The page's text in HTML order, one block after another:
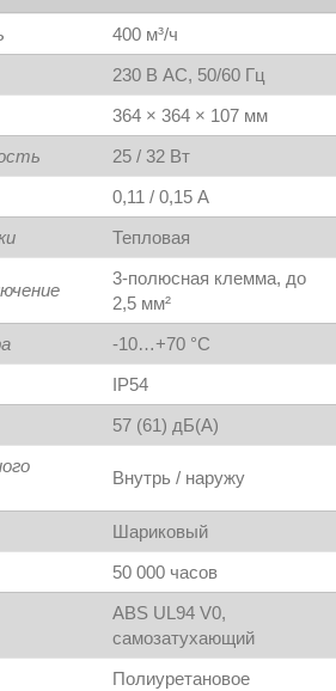
400 м³/ч
230 В AC, 50/60 Гц
364 × 364 × 107 мм
25 / 32 Вт
0,11 / 0,15 А
Тепловая
3-полюсная клемма, до
2,5 мм²
-10…+70 °C
IP54
57 (61) дБ(A)
Внутрь / наружу
Шариковый
50 000 часов
ABS UL94 V0,
самозатухающий
Полиуретановое